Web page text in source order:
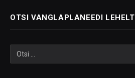
OTSI VANGLAPLANEEDI LEHELT